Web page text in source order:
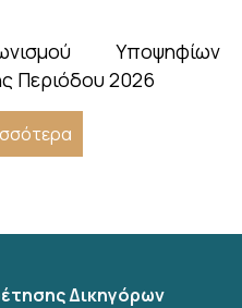
Υποψηφίων
Περιόδου 2026
Δικηγόρων